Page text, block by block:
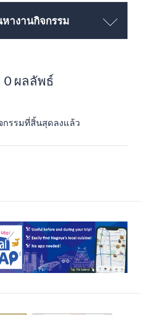
างานกิจกรรม
0 ผลลัพธ์
กรรมที่สิ้นสุดลงแล้ว